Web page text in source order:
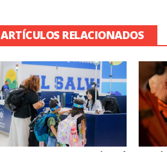
ARTÍCULOS RELACIONADOS